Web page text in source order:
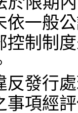
依一般
控制制
反發行
事項經